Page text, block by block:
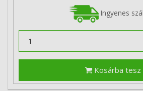
Ingyenes
Kosárba tesz